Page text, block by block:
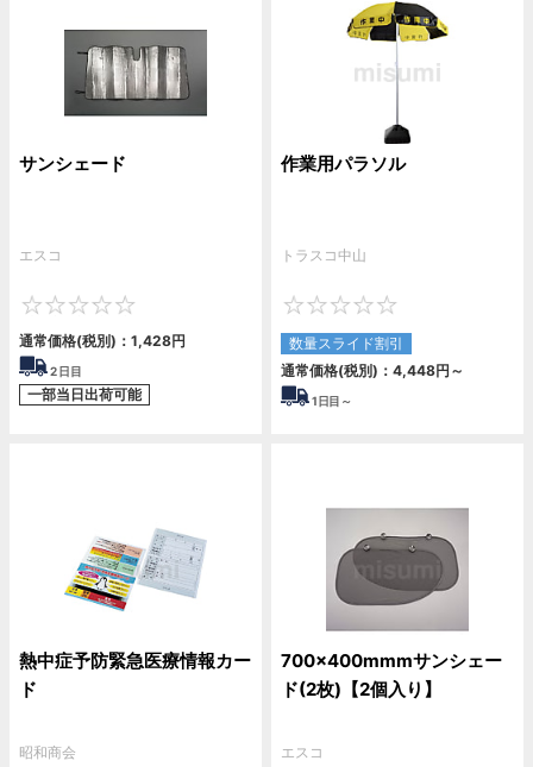
サンシェード
エスコ
通常価格(税別)： 1,428円
2日目
一部当日出荷可能
作業用パラソル
トラスコ中山
数量スライド割引
通常価格(税別)： 4,448円 ～
1日目～
熱中症予防緊急医療情報カー
ド
昭和商会
700×400mmmサンシェー
ド(2枚)【2個入り】
エスコ